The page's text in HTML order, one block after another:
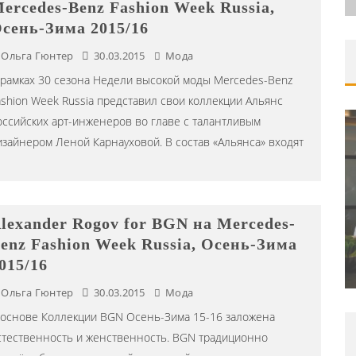
Benz Fashion Week Russia,
Зима 2015/16
Ольга Гюнтер 30.03.2015 Мода
30 сезона Недели высокой моды Mercedes-Benz
Week Russia представил свои коллекции Альянс
арт-инженеров во главе с талантливым
Леной Карнауховой. В состав «Альянса» входят
Rogov for BGN на Mercedes-
Fashion Week Russia, Осень-Зима
16
Ольга Гюнтер 30.03.2015 Мода
Коллекции BGN Осень-Зима 15-16 заложена
и женственность. BGN традиционно
ШКОЛА ШЕФА: КУХНЯ НОВОГО
ВРЕМЕНИ 2026